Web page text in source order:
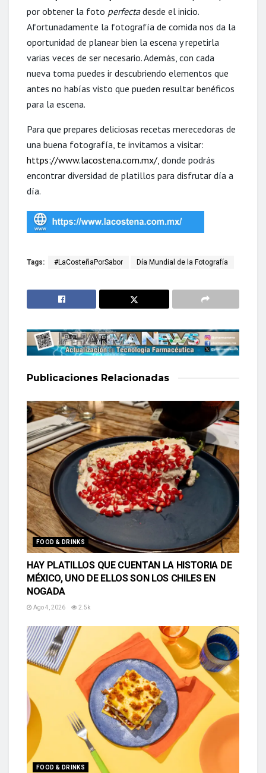
por obtener la foto perfectadesde el inicio.
Afortunadamente la fotografía de comida nos da la
oportunidad de planear bien la escena y repetirla
varias veces de ser necesario. Además, con cada
nueva toma puedes ir descubriendo elementos que
antes no habías visto que pueden resultar benéficos
para la escena.
Para que prepares deliciosas recetas merecedoras de
una buena fotografía, te invitamos a visitar:
https://www.lacostena.com.mx/ , donde podrás
encontrar diversidad de platillos para disfrutar día a
día.
Tags: #LaCosteñaPorSabor Día Mundial de la Fotografía
Publicaciones Relacionadas
FOOD & DRINKS
HAY PLATILLOS QUE CUENTAN LA HISTORIA DE
MÉXICO, UNO DE ELLOS SON LOS CHILES EN
NOGADA
Ago 4, 2026 2.5k
FOOD & DRINKS